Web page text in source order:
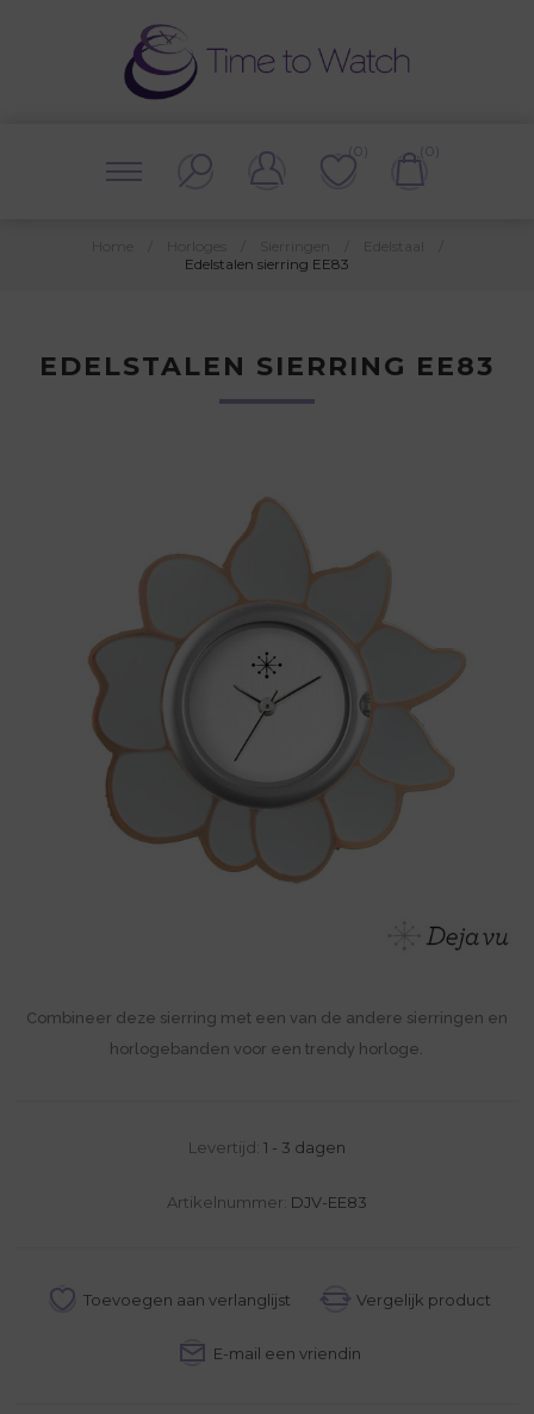
(0) (0)
Edelstalen sierring EE83
EDELSTALEN SIERRING EE83
Combineer deze sierring met een van de andere sierringen en
horlogebanden voor een trendy horloge.
Levertijd: 1 - 3 dagen
Artikelnummer: DJV-EE83